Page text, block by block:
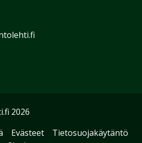
2026
Evästeet
Tietosuojakäytäntö